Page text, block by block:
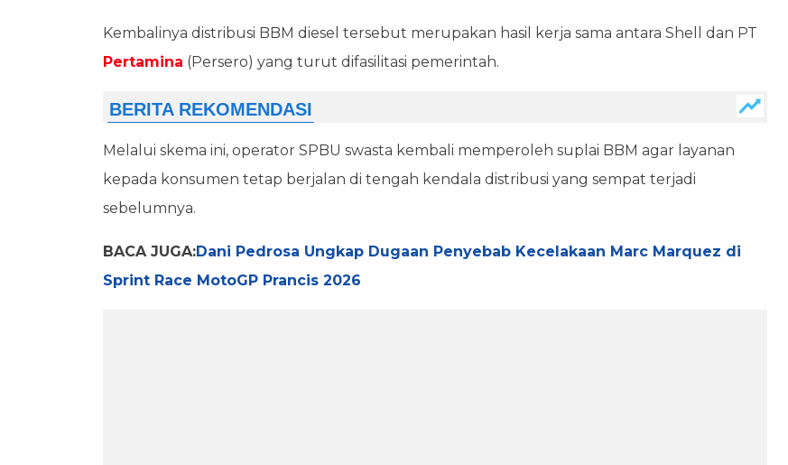
Kembalinya distribusi BBM diesel tersebut merupakan hasil kerja sama antara Shell dan PT
Pertamina (Persero) yang turut difasilitasi pemerintah.
Melalui skema ini, operator SPBU swasta kembali memperoleh suplai BBM agar layanan
kepada konsumen tetap berjalan di tengah kendala distribusi yang sempat terjadi
sebelumnya.
BACA JUGA:Dani Pedrosa Ungkap Dugaan Penyebab Kecelakaan Marc Marquez di
Sprint Race MotoGP Prancis 2026